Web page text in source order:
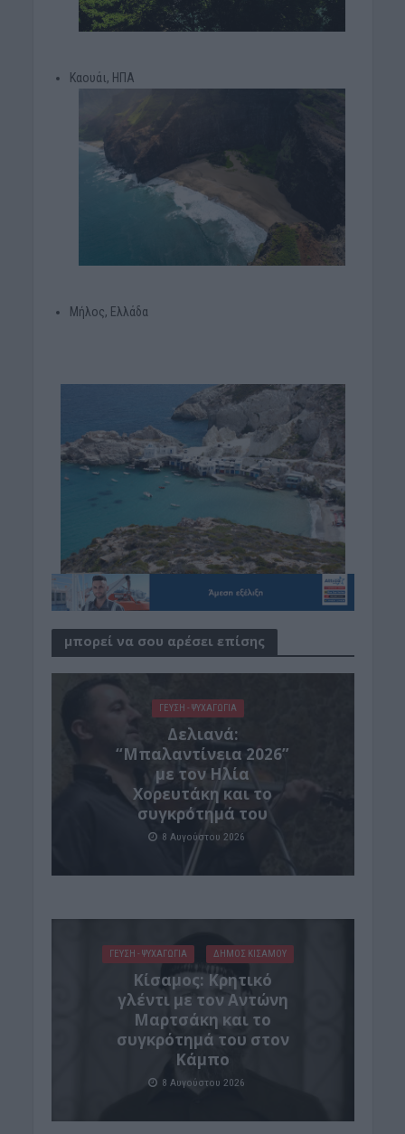
Καουάι, ΗΠΑ
Μήλος, Ελλάδα
μπορεί να σου αρέσει επίσης
ΓΕΎΣΗ - ΨΥΧΑΓΩΓΊΑ
Δελιανά:
“Μπαλαντίνεια 2026”
με τον Ηλία
Χορευτάκη και το
συγκρότημά του
8 Αυγούστου 2026
ΓΕΎΣΗ - ΨΥΧΑΓΩΓΊΑ ΔΉΜΟΣ ΚΙΣΆΜΟΥ
Kίσαμος: Κρητικό
γλέντι με τον Αντώνη
Μαρτσάκη και το
συγκρότημά του στον
Κάμπο
8 Αυγούστου 2026